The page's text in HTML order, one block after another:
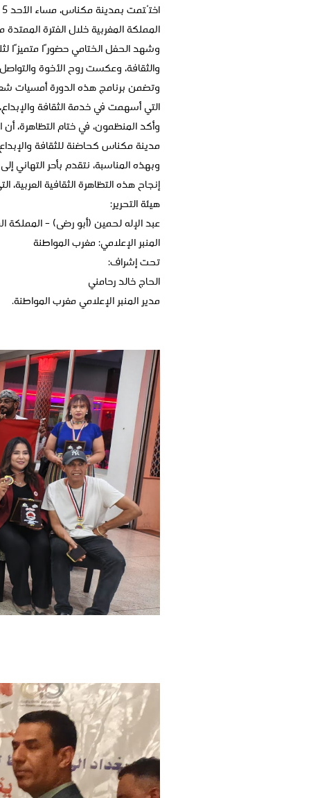
المملكة المغربية خلال الفترة الممتدة من 2 إلى 5 يوليوز 2026، تحت شعار: "من بغداد إلى الرباط تنمو الأخوة.. ويزهر
وشهد الحفل الختامي حضورًا متميزًا
والثقافة، وعكست روح الأخوة
وتضمن برنامج هذه الدورة أمسيات
التي أسهمت في خدمة الثقافة
وأكد المنظمون، في ختام التظاهرة،
مدينة مكناس كحاضنة للثقافة
وبهذه المناسبة، نتقدم بأحر
إنجاح هذه التظاهرة الثقافية
هيئة التحرير:
عبد الإله لحمين (أبو رضى) – المملكة
المنبر الإعلامي: مغرب المواطنة
تحت إشراف:
الحاج خالد رحامني
مدير المنبر الإعلامي مغرب المواطنة.